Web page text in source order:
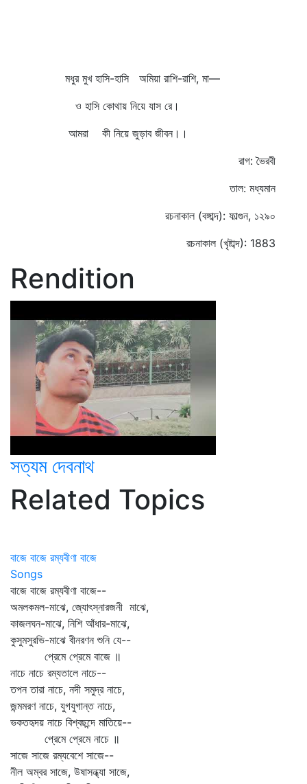
মধুর মুখ হাসি-হাসি অমিয়া রাশি-রাশি, মা—
ও হাসি কোথায় নিয়ে যাস রে।
আমরা কী নিয়ে জুড়াব জীবন।।
রাগ: ভৈরবী
তাল: মধ্যমান
রচনাকাল (বঙ্গাব্দ): ফাল্গুন, ১২৯০
রচনাকাল (খৃষ্টাব্দ): 1883
Rendition
সত্যম দেবনাথ
Related Topics
বাজে বাজে রম্যবীণা বাজে
Songs
বাজে বাজে রম্যবীণা বাজে--
অমলকমল-মাঝে, জ্যোৎস্নারজনী মাঝে,
কাজলঘন-মাঝে, নিশি আঁধার-মাঝে,
কুসুমসুরভি-মাঝে বীনরণন শুনি যে--
প্রেমে প্রেমে বাজে ॥
নাচে নাচে রম্যতালে নাচে--
তপন তারা নাচে, নদী সমুদ্র নাচে,
জন্মমরণ নাচে, যুগযুগান্ত নাচে,
ভকতহৃদয় নাচে বিশ্বছন্দে মাতিয়ে--
প্রেমে প্রেমে নাচে ॥
সাজে সাজে রম্যবেশে সাজে--
নীল অম্বর সাজে, উষাসন্ধ্যা সাজে,